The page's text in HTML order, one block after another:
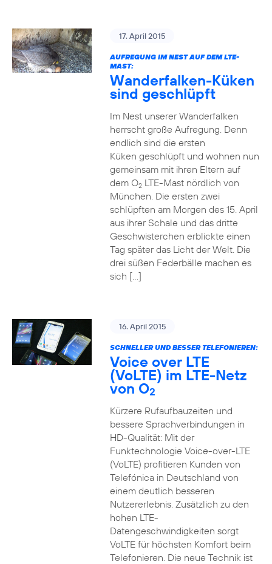
17. April 2015
AUFREGUNG IM NEST AUF DEM LTE-
MAST:
Wanderfalken-Küken
sind geschlüpft
Im Nest unserer Wanderfalken
herrscht große Aufregung. Denn
endlich sind die ersten
Küken geschlüpft und wohnen nun
gemeinsam mit ihren Eltern auf
dem O2LTE-Mast nördlich von
München. Die ersten zwei
schlüpften am Morgen des 15. April
aus ihrer Schale und das dritte
Geschwisterchen erblickte einen
Tag später das Licht der Welt. Die
drei süßen Federbälle machen es
sich […]
16. April 2015
SCHNELLER UND BESSER TELEFONIEREN:
Voice over LTE
(VoLTE) im LTE-Netz
von O2
Kürzere Rufaufbauzeiten und
bessere Sprachverbindungen in
HD-Qualität: Mit der
Funktechnologie Voice-over-LTE
(VoLTE) profitieren Kunden von
Telefónica in Deutschland von
einem deutlich besseren
Nutzererlebnis. Zusätzlich zu den
hohen LTE-
Datengeschwindigkeiten sorgt
VoLTE für höchsten Komfort beim
Telefonieren. Die neue Technik ist